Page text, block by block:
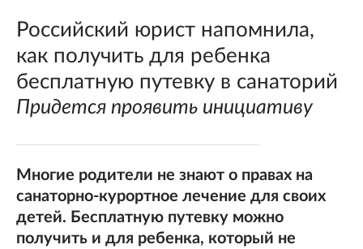
Российский юрист напомнила,
как получить для ребенка
бесплатную путевку в санаторий
Придется проявить инициативу
Многие родители не знают о правах на
санаторно-курортное лечение для своих
детей. Бесплатную путевку можно
получить и для ребенка, который не